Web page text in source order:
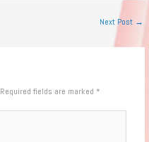
Next Post →
Required fields are marked *